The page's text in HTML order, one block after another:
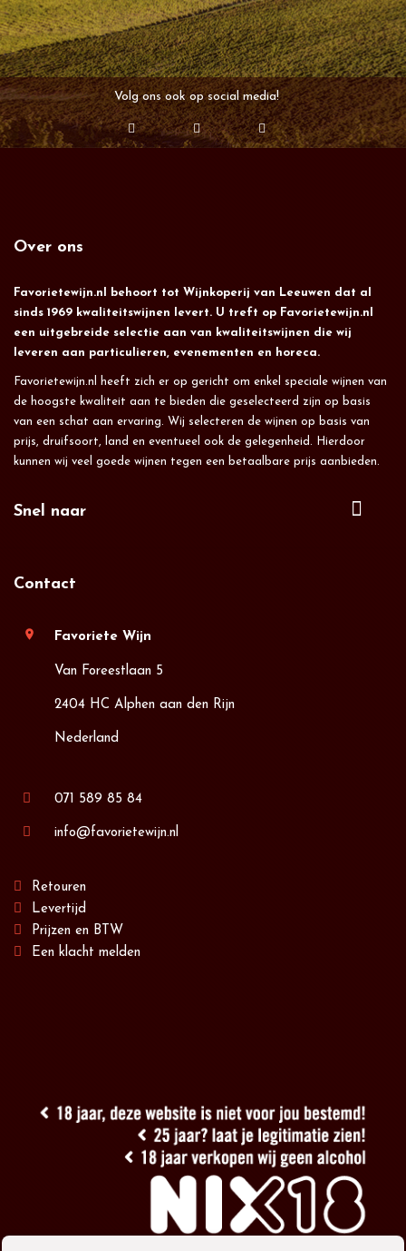
Volg ons ook op social media!
Over ons
Favorietewijn.nl behoort tot Wijnkoperij van Leeuwen dat al
sinds 1969 kwaliteitswijnen levert. U treft op Favorietewijn.nl
een uitgebreide selectie aan van kwaliteitswijnen die wij
leveren aan particulieren, evenementen en horeca.
Favorietewijn.nl heeft zich er op gericht om enkel speciale wijnen van
de hoogste kwaliteit aan te bieden die geselecteerd zijn op basis
van een schat aan ervaring. Wij selecteren de wijnen op basis van
prijs, druifsoort, land en eventueel ook de gelegenheid. Hierdoor
kunnen wij veel goede wijnen tegen een betaalbare prijs aanbieden.
Snel naar
Contact
location_on Favoriete Wijn
Van Foreestlaan 5
2404 HC Alphen aan den Rijn
Nederland
071 589 85 84
info@favorietewijn.nl
Retouren
Levertijd
Prijzen en BTW
Een klacht melden